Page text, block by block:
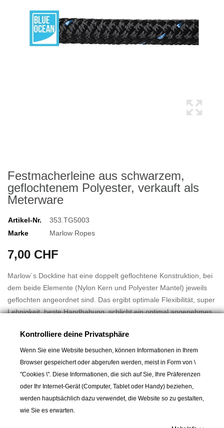
Festmacherleine aus schwarzem,
geflochtenem Polyester, verkauft als
Meterware
Artikel-Nr.
353.TG5003
Marke
Marlow Ropes
7,00 CHF
Marlow´s Dockline hat eine doppelt geflochtene Konstruktion, bei
dem beide Elemente (Nylon Kern und Polyester Mantel) jeweils
geflochten angeordnet sind. Das ergibt optimale Flexibilität, super
Lehnigkeit, beste Handhabung, schlicht ein optimal angenehmes
In der Dockline werden verschiedene Materialien verarbeitet:
 Polyester für den Mantel, um das Tau UV- beständig und
verschleißfest zu machen.
 Nylon für den Kern, um hohe Dehnung zu erhalten, damit die
Dockline ein weicher und dehnbarer Festmacher wird.
 Die Dockline ist der wirklich optimale Festmacher. Die Vorteile
Mehr lesen
Kontrolliere deine Privatsphäre
Wenn Sie eine Website besuchen, können Informationen in Ihrem
Browser gespeichert oder abgerufen werden, meist in Form von \
"Cookies \". Diese Informationen, die sich auf Sie, Ihre Präferenzen
oder Ihr Internet-Gerät (Computer, Tablet oder Handy) beziehen,
werden hauptsächlich dazu verwendet, die Website so zu gestalten,
wie Sie es erwarten.